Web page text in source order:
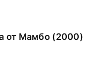
от Мамбо (2000)